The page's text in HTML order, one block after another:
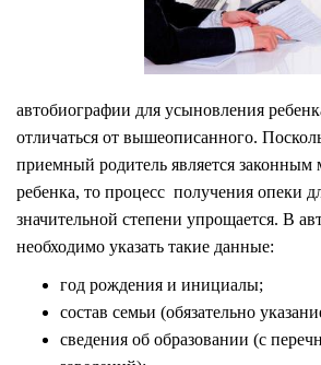
автобиографии для усыновления
отличаться от вышеописанного.
приемный родитель является законным
ребенка, то процесс получения опеки
значительной степени упрощается. В
необходимо указать такие данные:
год рождения и инициалы;
состав семьи (обязательно
сведения об образовании (с